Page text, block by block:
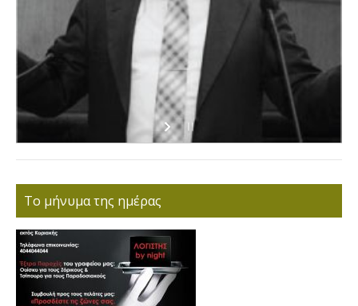
Το μήνυμα της ημέρας